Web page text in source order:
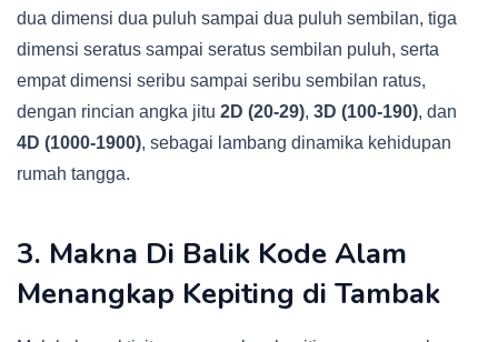
dua dimensi dua puluh sampai dua puluh sembilan, tiga
dimensi seratus sampai seratus sembilan puluh, serta
empat dimensi seribu sampai seribu sembilan ratus,
dengan rincian angka jitu 2D (20-29), 3D (100-190), dan
4D (1000-1900), sebagai lambang dinamika kehidupan
rumah tangga.
3. Makna Di Balik Kode Alam
Menangkap Kepiting di Tambak